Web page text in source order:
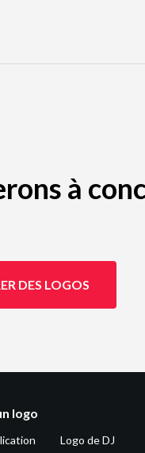
à
DES LOGOS
logo
Logo de DJ